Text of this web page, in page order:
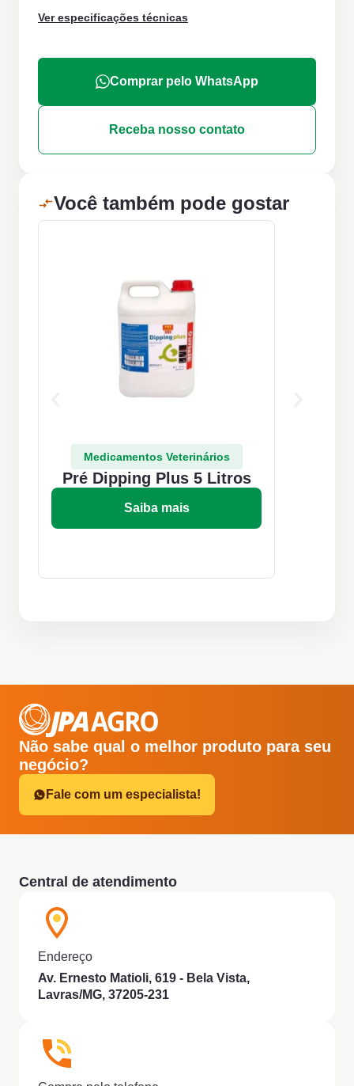
Ver especificações técnicas
Comprar pelo WhatsApp
Receba nosso contato
Você também pode gostar
Medicamentos Veterinários
Pré Dipping Plus 5 Litros
Saiba mais
Não sabe qual o melhor produto para seu
negócio?
Fale com um especialista!
Central de atendimento
Endereço
Av. Ernesto Matioli, 619 - Bela Vista,
Lavras/MG, 37205-231